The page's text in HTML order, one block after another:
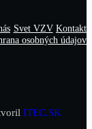
Svet VZV Kontakt
osobných údajov
ITEC.SK